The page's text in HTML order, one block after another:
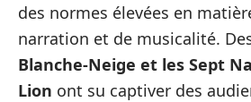
des normes élevées en
narration et de musicalité.
Blanche-Neige et les Sept
Lion ont su captiver des